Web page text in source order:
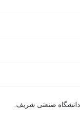
صنعتی شریف.